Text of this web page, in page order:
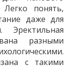
понять,
даже для
разными
с такими